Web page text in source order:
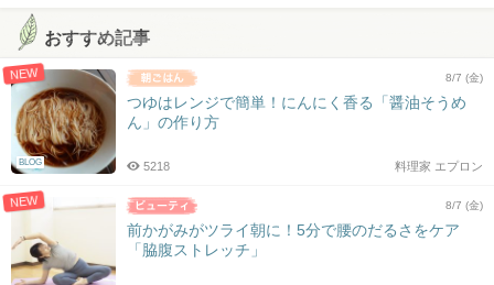
おすすめ記事
NEW
BLOG
8/7 (金)
つゆはレンジで簡単！にんにく香る「醤油そうめ
ん」の作り方
料理家 エプロン
5218
NEW 8/7 (金)
前かがみがツライ朝に！5分で腰のだるさをケア
「脇腹ストレッチ」